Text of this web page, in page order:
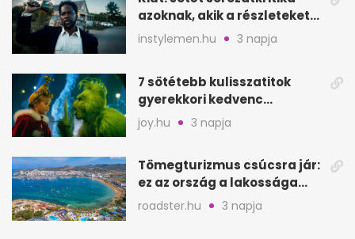
azoknak, akik a részleteket
keresik
instylemen.hu 3 napja
7 sötétebb kulisszatitok
gyerekkori kedvenc
filmjeinkről a Joy szerint
joy.hu 3 napja
Tömegturizmus csúcsra jár:
ez az ország a lakossága
kétszeresét fogadja
roadster.hu 3 napja